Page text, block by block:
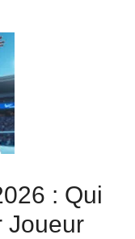
: Qui
Joueur